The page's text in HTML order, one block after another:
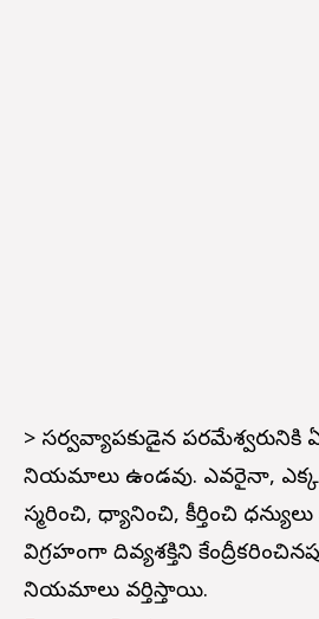
> సర్వవ్యాపకుడైన పరమేశ్వరునికి
నియమాలు ఉండవు. ఎవరైనా,
స్మరించి, ధ్యానించి, కీర్తించి
విగ్రహంగా దివ్యశక్తిని
నియమాలు వర్తిస్తాయి.